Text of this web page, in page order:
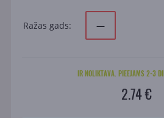
Ražas gads: —
IR NOLIKTAVA. PIEEJAMS 2-3
2.74 €